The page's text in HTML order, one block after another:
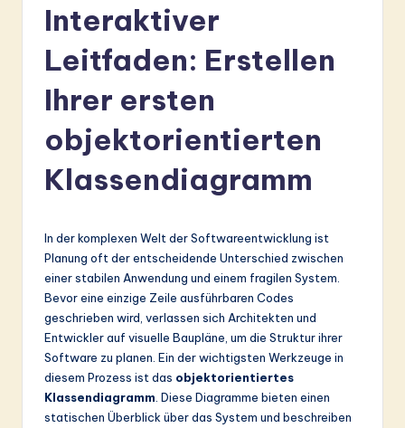
A
G
m
L
Interaktiver
Leitfaden: Erstellen
Ihrer ersten
objektorientierten
Klassendiagramm
In der komplexen Welt der Softwareentwicklung ist
Planung oft der entscheidende Unterschied zwischen
einer stabilen Anwendung und einem fragilen System.
Bevor eine einzige Zeile ausführbaren Codes
geschrieben wird, verlassen sich Architekten und
Entwickler auf visuelle Baupläne, um die Struktur ihrer
Software zu planen. Ein der wichtigsten Werkzeuge in
diesem Prozess ist das objektorientiertes
Klassendiagramm . Diese Diagramme bieten einen
statischen Überblick über das System und beschreiben